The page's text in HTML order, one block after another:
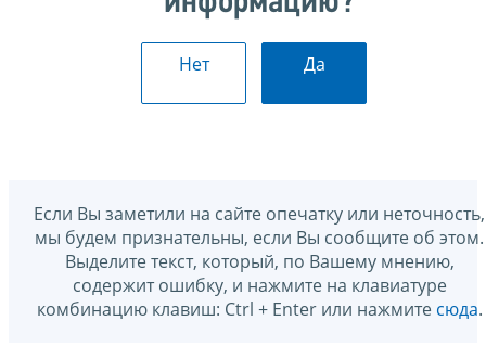
Нет Да
Если Вы заметили на сайте опечатку или неточность,
мы будем признательны, если Вы сообщите об этом.
Выделите текст, который, по Вашему мнению,
содержит ошибку, и нажмите на клавиатуре
комбинацию клавиш: Ctrl + Enter или нажмите сюда.